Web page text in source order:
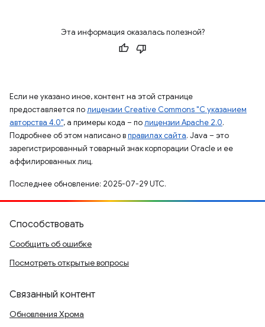
Эта информация оказалась полезной?
Если не указано иное, контент на этой странице
предоставляется полицензии Creative Commons "С указанием
авторства 4.0", а примеры кода – полицензии Apache 2.0.
Подробнее об этом написано вправилах сайта. Java – это
зарегистрированный товарный знак корпорации Oracle и ее
аффилированных лиц.
Последнее обновление: 2025-07-29 UTC.
Способствовать
Сообщить об ошибке
Посмотреть открытые вопросы
Связанный контент
Обновления Хрома